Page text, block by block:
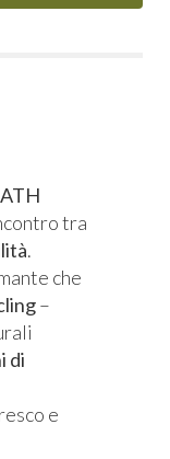
tra
.
che
–
di
e